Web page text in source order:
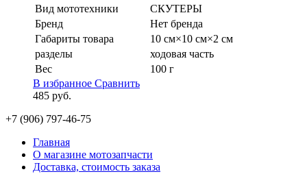
Вид мототехники
СКУТЕРЫ
Бренд
Нет бренда
Габариты товара
10 см×10 см×2 см
разделы
ходовая часть
Вес
100 г
В избранное Сравнить
485 руб.
+7 (906) 797-46-75
Главная
О магазине мотозапчасти
Доставка, стоимость заказа